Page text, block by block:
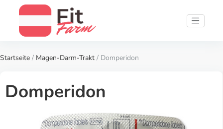
Startseite / Magen-Darm-Trakt / Domperidon
Domperidon